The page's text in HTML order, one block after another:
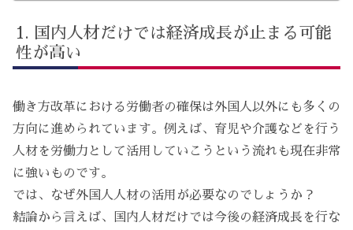
国内人材だけでは経済成長が止まる可能
性が高い
働き方改革における労働者の確保は外国人以外にも多くの
方向に進められています。例えば、育児や介護などを行う
人材を労働力として活用していこうという流れも現在非常
に強いものです。
では、なぜ外国人人材の活用が必要なのでしょうか？
結論から言えば、国内人材だけでは今後の経済成長を行な